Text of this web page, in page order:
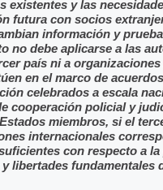
existentes y las
futura con socios
información y
no debe aplicarse a las
país ni a
en el marco de
celebrados a escala
cooperación policial y
miembros, si el
internacionales
con respecto a
libertades fundamentales